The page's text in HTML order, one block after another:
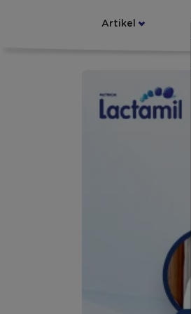
Artikel